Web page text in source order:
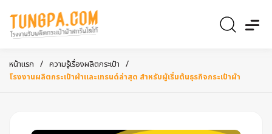
หน้าแรก / ความรู้เรื่องผลิตกระเป๋า /
โรงงานผลิตกระเป๋าผ้าและเทรนด์ล่าสุด สำหรับผู้เริ่มต้นธุรกิจกระเป๋าผ้า